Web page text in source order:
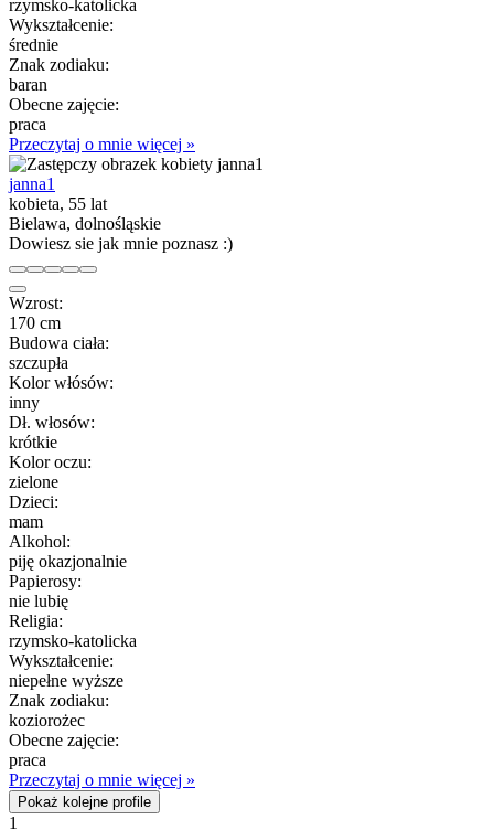
rzymsko-katolicka
Wykształcenie:
średnie
Znak zodiaku:
baran
Obecne zajęcie:
praca
Przeczytaj o mnie więcej »
janna1
kobieta, 55 lat
Bielawa, dolnośląskie
Dowiesz sie jak mnie poznasz :)
Wzrost:
170 cm
Budowa ciała:
szczupła
Kolor włósów:
inny
Dł. włosów:
krótkie
Kolor oczu:
zielone
Dzieci:
mam
Alkohol:
piję okazjonalnie
Papierosy:
nie lubię
Religia:
rzymsko-katolicka
Wykształcenie:
niepełne wyższe
Znak zodiaku:
koziorożec
Obecne zajęcie:
praca
Przeczytaj o mnie więcej »
Pokaż kolejne profile
1